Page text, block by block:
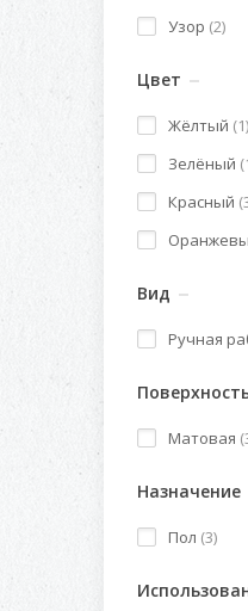
Узор (2)
Цвет
Жёлтый (1)
Зелёный
Красный
Вид
Ручная
Матовая
Назначение
Пол (3)